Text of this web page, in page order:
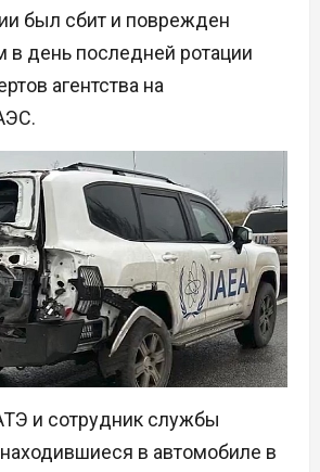
был сбит и поврежден
в день последней ротации
агентства на
и сотрудник службы
в автомобиле в